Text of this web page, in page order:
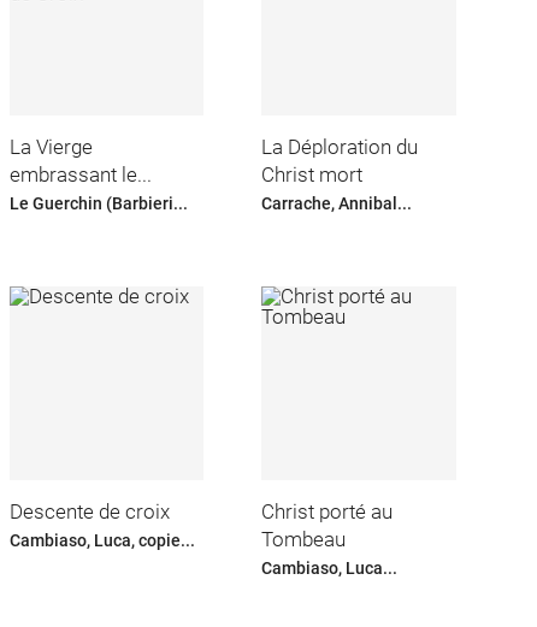
La Vierge
embrassant le...
Le Guerchin (Barbieri...
La Déploration du
Christ mort
Carrache, Annibal...
Descente de croix
Cambiaso, Luca, copie...
Christ porté au
Tombeau
Cambiaso, Luca...